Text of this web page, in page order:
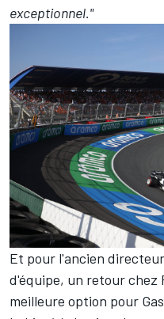
exceptionnel."
Et pour l'ancien
d'équipe, un retour chez
meilleure option pour